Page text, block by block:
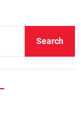
Search